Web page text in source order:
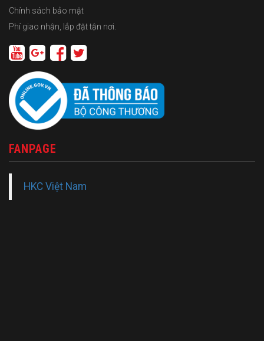
Chính sách bảo mật
Phí giao nhận, lắp đặt tận nơi.
FANPAGE
HKC Việt Nam